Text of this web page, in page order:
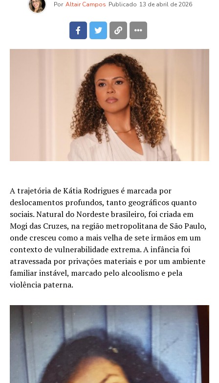
Por Altair Campos Publicado 13 de abril de 2026
A trajetória de Kátia Rodrigues é marcada por
deslocamentos profundos, tanto geográficos quanto
sociais. Natural do Nordeste brasileiro, foi criada em
Mogi das Cruzes, na região metropolitana de São Paulo,
onde cresceu como a mais velha de sete irmãos em um
contexto de vulnerabilidade extrema. A infância foi
atravessada por privações materiais e por um ambiente
familiar instável, marcado pelo alcoolismo e pela
violência paterna.